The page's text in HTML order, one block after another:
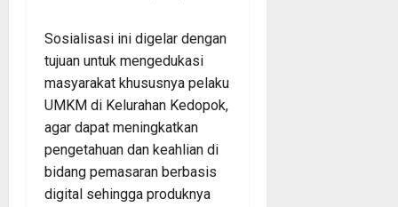
Sosialisasi ini digelar dengan
tujuan untuk mengedukasi
masyarakat khususnya pelaku
UMKM di Kelurahan Kedopok,
agar dapat meningkatkan
pengetahuan dan keahlian di
bidang pemasaran berbasis
digital sehingga produknya